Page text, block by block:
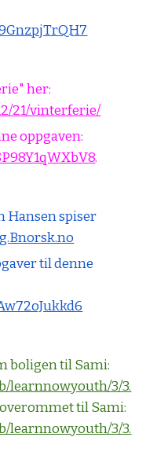
her:
21/vinterferie/
oppgaven:
.
Hansen spiser
til denne
boligen til Sami:
learnnowyouth/3/3.
til Sami:
learnnowyouth/3/3.